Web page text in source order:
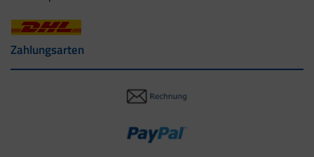
Zahlungsarten